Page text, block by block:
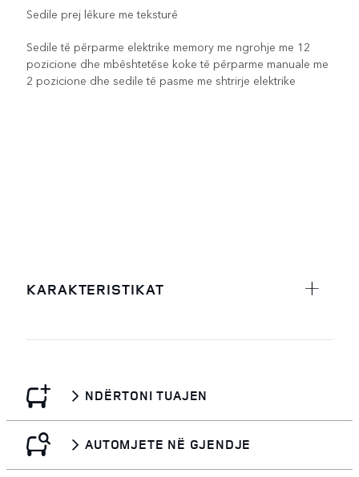
Sedile prej lëkure me teksturë
Sedile të përparme elektrike memory me ngrohje me 12
pozicione dhe mbështetëse koke të përparme manuale me
2 pozicione dhe sedile të pasme me shtrirje elektrike
KARAKTERISTIKAT
NDËRTONI TUAJEN
AUTOMJETE NË GJENDJE